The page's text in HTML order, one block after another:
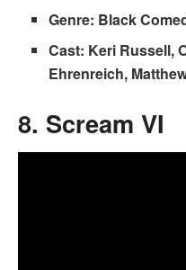
Genre: Black
Cast: Keri Russell,
Ehrenreich,
8. Scream VI